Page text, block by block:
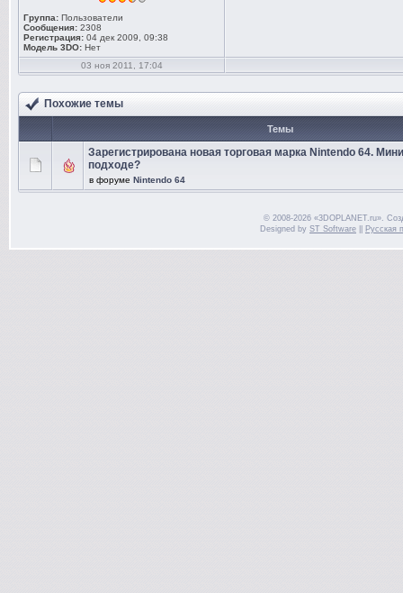
Группа: Пользователи
Сообщения: 2308
Регистрация: 04 дек 2009, 09:38
Модель 3DO: Нет
03 ноя 2011, 17:04
Похожие темы
Темы
Зарегистрирована новая торговая марка Nintendo 64.
подходе?
в форуме Nintendo 64
© 2008-2026 «3DOPLANET.ru».
Designed by ST Software Русская